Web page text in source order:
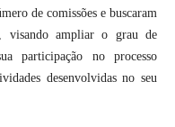
de comissões e buscaram
visando ampliar o grau de
participação no processo
desenvolvidas no seu